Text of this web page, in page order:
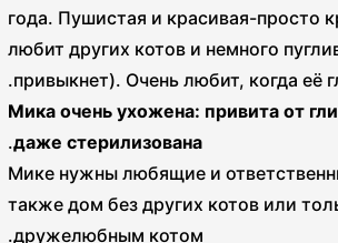
года. Пушистая и красивая-просто
любит других котов и немного
привыкнет). Очень любит, когда её
Мика очень ухожена: привита от
даже стерилизована
.
Мике нужны любящие и
также дом без других котов или
дружелюбным котом.